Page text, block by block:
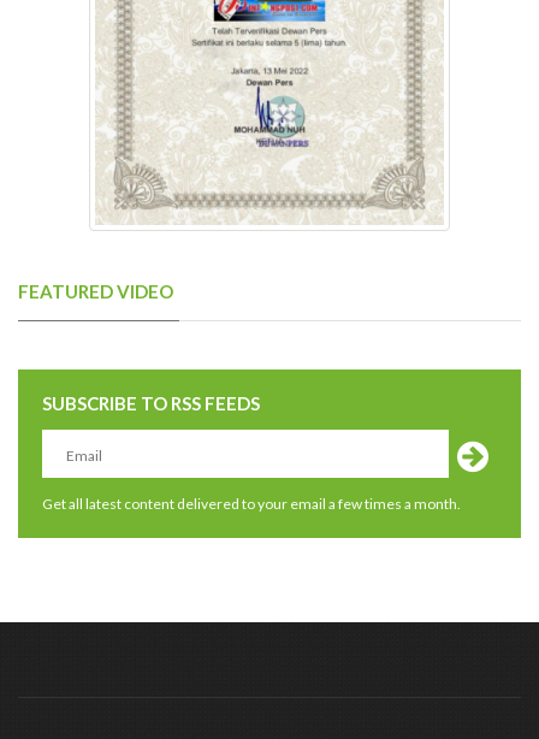
FEATURED VIDEO
SUBSCRIBE TO RSS FEEDS
Get all latest content delivered to your email a few times a month.